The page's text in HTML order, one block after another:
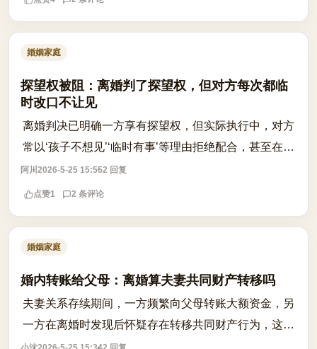
婚姻家庭
探望权被阻：离婚判了探望权，但对方每次都临
时改口不让见
离婚判决已明确一方享有探望权，但实际执行中，对方
常以‘孩子不想见’‘临时有事’等理由拒绝配合，甚至在探
望前临时更改行程、拒接电话，导致探望权形同虚设。
这种行为不仅违反生效判决，更可...
阿川 2026-5-25 15:552 回复
点赞1 2 条评论
婚姻家庭
婚内转账给父母：离婚算夫妻共同财产转移吗
夫妻关系存续期间，一方频繁向父母转账大额资金，另
一方在离婚时发现后怀疑存在转移共同财产行为，这种
情况是否构成法律意义上的财产转移？根据《民法典》